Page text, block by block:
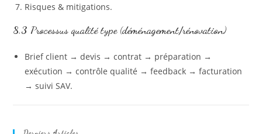
Risques & mitigations.
8.3 Processus qualité type (déménagement/rénovation)
Brief client → devis → contrat → préparation →
exécution → contrôle qualité → feedback → facturation
→ suivi SAV.